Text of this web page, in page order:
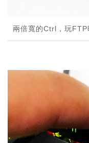
兩倍寬的Ctrl，玩